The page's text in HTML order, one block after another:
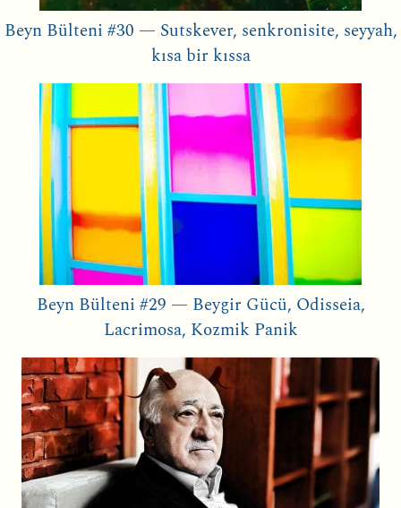
Beyn Bülteni #30 — Sutskever, senkronisite, seyyah,
kısa bir kıssa
Beyn Bülteni #29 — Beygir Gücü, Odisseia,
Lacrimosa, Kozmik Panik